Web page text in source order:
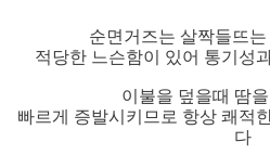
순면거즈는 살짝들뜨
적당한 느슨함이 있어 통기성
이불을 덮을때 땀
빠르게 증발시키므로 항상 쾌적
다